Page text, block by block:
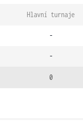
Hlavní turnaje
-
-
0